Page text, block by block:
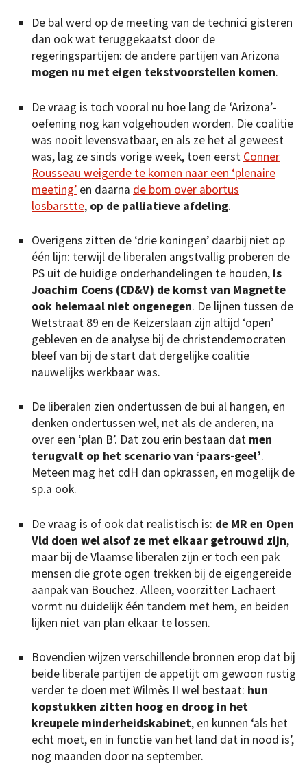
De bal werd op de meeting van de technici gisteren
dan ook wat teruggekaatst door de
regeringspartijen: de andere partijen van Arizona
mogen nu met eigen tekstvoorstellen komen.
De vraag is toch vooral nu hoe lang de ‘Arizona’-
oefening nog kan volgehouden worden. Die coalitie
was nooit levensvatbaar, en als ze het al geweest
was, lag ze sinds vorige week, toen eerst Conner
Rousseau weigerde te komen naar een ‘plenaire
meeting’ en daarna de bom over abortus
losbarstte, op de palliatieve afdeling.
Overigens zitten de ‘drie koningen’ daarbij niet op
één lijn: terwijl de liberalen angstvallig proberen de
PS uit de huidige onderhandelingen te houden, is
Joachim Coens (CD&V) de komst van Magnette
ook helemaal niet ongenegen. De lijnen tussen de
Wetstraat 89 en de Keizerslaan zijn altijd ‘open’
gebleven en de analyse bij de christendemocraten
bleef van bij de start dat dergelijke coalitie
nauwelijks werkbaar was.
De liberalen zien ondertussen de bui al hangen, en
denken ondertussen wel, net als de anderen, na
over een ‘plan B’. Dat zou erin bestaan dat men
terugvalt op het scenario van ‘paars-geel’.
Meteen mag het cdH dan opkrassen, en mogelijk de
sp.a ook.
De vraag is of ook dat realistisch is: de MR en Open
Vld doen wel alsof ze met elkaar getrouwd zijn,
maar bij de Vlaamse liberalen zijn er toch een pak
mensen die grote ogen trekken bij de eigengereide
aanpak van Bouchez. Alleen, voorzitter Lachaert
vormt nu duidelijk één tandem met hem, en beiden
lijken niet van plan elkaar te lossen.
Bovendien wijzen verschillende bronnen erop dat bij
beide liberale partijen de appetijt om gewoon rustig
verder te doen met Wilmès II wel bestaat: hun
kopstukken zitten hoog en droog in het
kreupele minderheidskabinet, en kunnen ‘als het
echt moet, en in functie van het land dat in nood is’,
nog maanden door na september.